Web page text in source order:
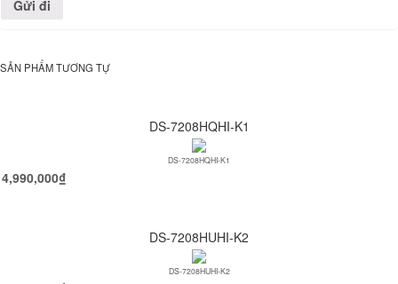
SẢN PHẨM TƯƠNG TỰ
DS-7208HQHI-K1
DS-7208HQHI-K1
4,990,000₫
DS-7208HUHI-K2
DS-7208HUHI-K2